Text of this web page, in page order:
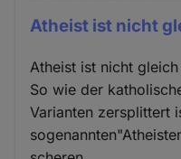
Atheist ist nicht
Atheist ist nicht
So wie der
Varianten zersplittert